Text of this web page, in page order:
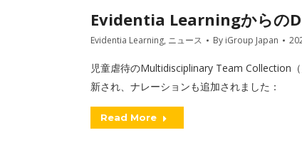
Evidentia Learningからの
Evidentia Learning, ニュース By iGroup Japan
児童虐待のMultidisciplinary Team Collection
新され、ナレーションも追加されました：
Read More